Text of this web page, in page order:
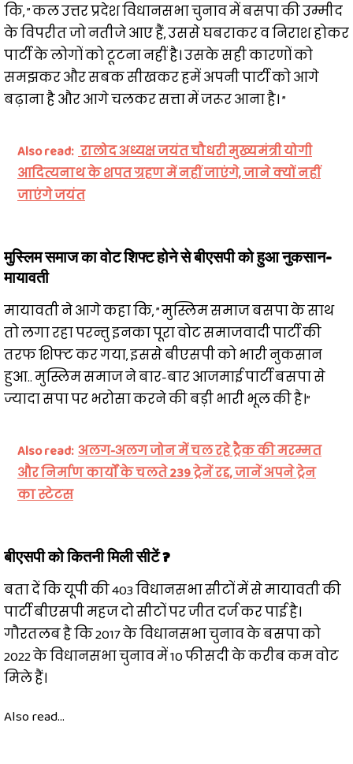
कि, ” कल उत्तर प्रदेश विधानसभा चुनाव में बसपा की उम्मीद
के विपरीत जो नतीजे आए हैं, उससे घबराकर व निराश होकर
पार्टी के लोगों को टूटना नहीं है। उसके सही कारणों को
समझकर और सबक सीखकर हमें अपनी पार्टी को आगे
बढ़ाना है और आगे चलकर सत्ता में जरूर आना है। ”
Also read: रालोद अध्यक्ष जयंत चौधरी मुख्यमंत्री योगी
आदित्यनाथ के शपत ग्रहण में नहीं जाएंगे, जाने क्यों नहीं
जाएंगे जयंत
मुस्लिम समाज का वोट शिफ्ट होने से बीएसपी को हुआ नुकसान-
मायावती
मायावती ने आगे कहा कि, ” मुस्लिम समाज बसपा के साथ
तो लगा रहा परन्तु इनका पूरा वोट समाजवादी पार्टी की
तरफ शिफ्ट कर गया, इससे बीएसपी को भारी नुकसान
हुआ.. मुस्लिम समाज ने बार-बार आजमाई पार्टी बसपा से
ज्यादा सपा पर भरोसा करने की बड़ी भारी भूल की है।”
Also read: अलग-अलग जोन में चल रहे ट्रैक की मरम्मत
और निर्माण कार्यों के चलते 239 ट्रेनें रद्द, जानें अपने ट्रेन
का स्टेटस
बीएसपी को कितनी मिली सीटें ?
बता दें कि यूपी की 403 विधानसभा सीटों में से मायावती की
पार्टी बीएसपी महज दो सीटों पर जीत दर्ज कर पाई है।
गौरतलब है कि 2017 के विधानसभा चुनाव के बसपा को
2022 के विधानसभा चुनाव में 10 फीसदी के करीब कम वोट
मिले हैं।
Also read...